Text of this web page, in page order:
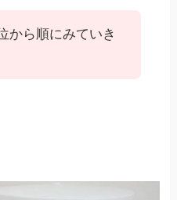
から順にみていき